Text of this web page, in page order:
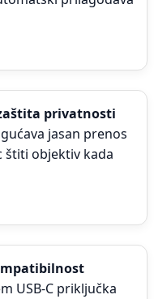
privatnosti
jasan prenos
štiti objektiv kada
USB-C priključka